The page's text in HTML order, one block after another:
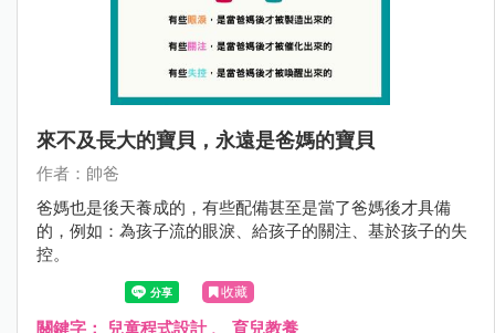
來不及長大的寶貝，永遠是爸媽的寶貝
作者：帥爸
爸媽也是後天養成的，有些配備甚至是當了爸媽後才具備
的，例如：為孩子流的眼淚、給孩子的關注、基於孩子的失
控。
收藏
關鍵字： 兒童程式設計、 育兒教養